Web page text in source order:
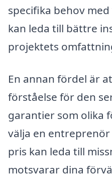
specifika behov
kan leda till bättre
projektets
En annan fördel är
förståelse för den
garantier som olika
välja en
pris kan leda till
motsvarar dina